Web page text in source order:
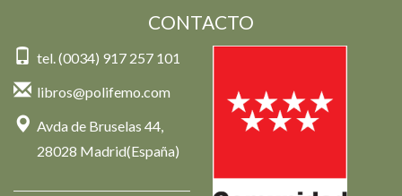
CONTACTO
tel. (0034) 917 257 101
libros@polifemo.com
Avda de Bruselas 44,
28028 Madrid(España)